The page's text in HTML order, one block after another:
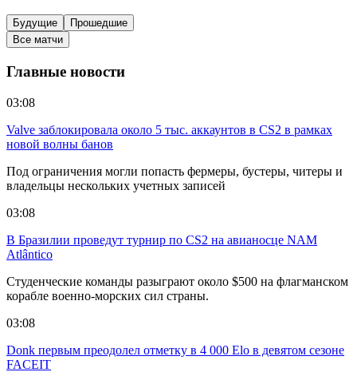
Будущие
Прошедшие
Все матчи
Главные новости
03:08
Valve заблокировала около 5 тыс. аккаунтов в CS2 в рамках
новой волны банов
Под ограничения могли попасть фермеры, бустеры, читеры и
владельцы нескольких учетных записей
03:08
В Бразилии проведут турнир по CS2 на авианосце NAM
Atlântico
Студенческие команды разыграют около $500 на флагманском
корабле военно-морских сил страны.
03:08
Donk первым преодолел отметку в 4 000 Elo в девятом сезоне
FACEIT